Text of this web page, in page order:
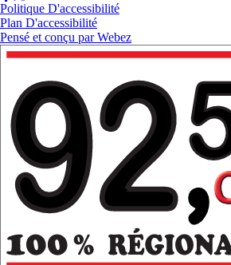
Politique D'accessibilité
Plan D'accessibilité
Pensé et conçu parWebez